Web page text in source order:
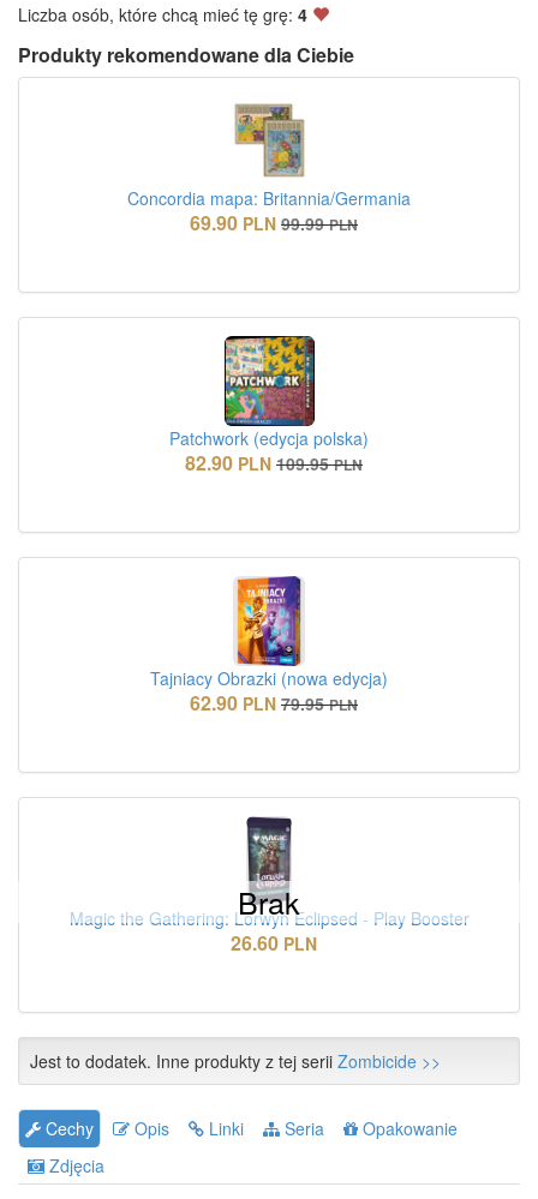
Liczba osób, które chcą mieć tę grę: 4
Produkty rekomendowane dla Ciebie
Concordia mapa: Britannia/Germania
69.90 PLN 99.99 PLN
Patchwork (edycja polska)
82.90 PLN 109.95 PLN
Tajniacy Obrazki (nowa edycja)
62.90 PLN 79.95 PLN
Brak
Magic the Gathering: Lorwyn Eclipsed - Play Booster
26.60 PLN
Jest to dodatek. Inne produkty z tej serii Zombicide >>
Cechy Opis Linki Seria
Opakowanie
Zdjęcia